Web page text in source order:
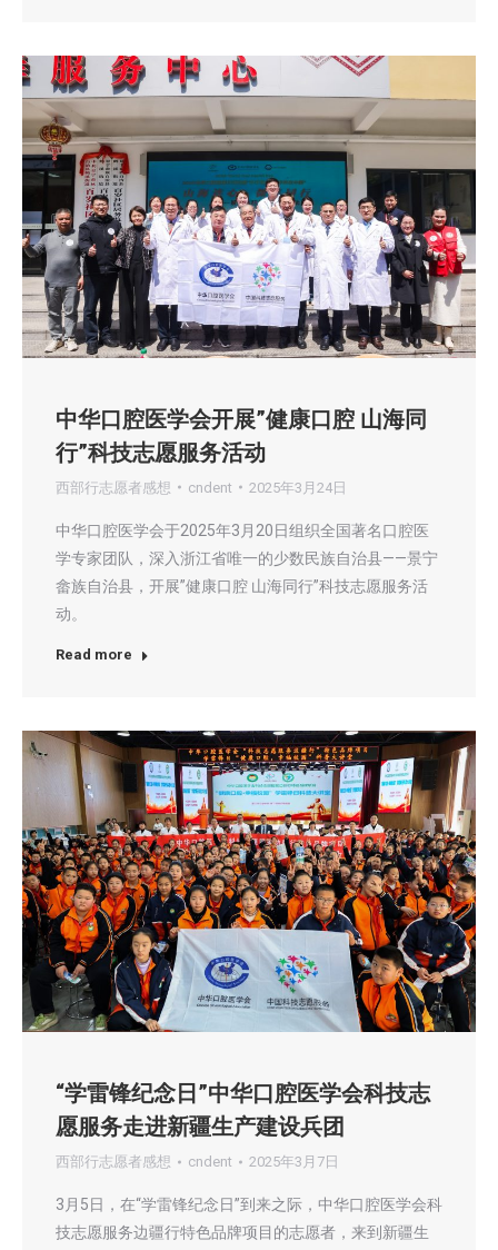
中华口腔医学会开展”健康口腔 山海同
行”科技志愿服务活动
西部行志愿者感想 cndent 2025年3月24日
中华口腔医学会于2025年3月20日组织全国著名口腔医
学专家团队，深入浙江省唯一的少数民族自治县——景宁
畲族自治县，开展”健康口腔 山海同行”科技志愿服务活
动。
Read more
“学雷锋纪念日”中华口腔医学会科技志
愿服务走进新疆生产建设兵团
西部行志愿者感想 cndent 2025年3月7日
3月5日，在“学雷锋纪念日”到来之际，中华口腔医学会科
技志愿服务边疆行特色品牌项目的志愿者，来到新疆生